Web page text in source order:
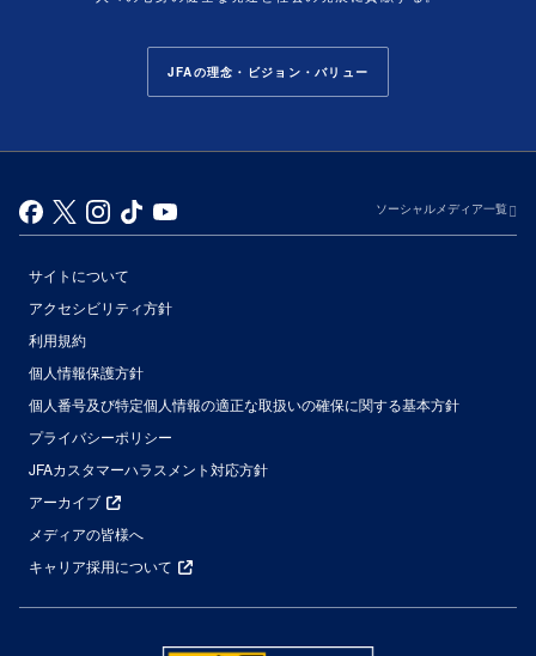
JFAの理念・ビジョン・バリュー
ソーシャルメディア一覧
サイトについて
アクセシビリティ方針
利用規約
個人情報保護方針
個人番号及び特定個人情報の適正な取扱いの確保に関する基本方針
プライバシーポリシー
JFAカスタマーハラスメント対応方針
アーカイブ
メディアの皆様へ
キャリア採用について